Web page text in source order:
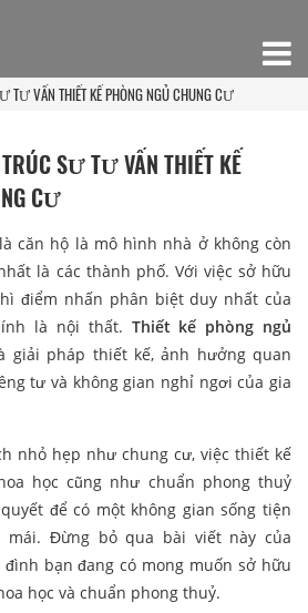
TƯ VẤN THIẾT KẾ PHÒNG NGỦ CHUNG CƯ
SƯ TƯ VẤN THIẾT KẾ
CƯ
căn hộ là mô hình nhà ở không còn
là các thành phố. Với việc sở hữu
điểm nhấn phân biệt duy nhất của
là nội thất. Thiết kế phòng ngủ
giải pháp thiết kế, ảnh hưởng quan
tư và không gian nghỉ ngơi của gia
nhỏ hẹp như chung cư, việc thiết kế
học cũng như chuẩn phong thuỷ
để có một không gian sống tiện
mái. Đừng bỏ qua bài viết này của
bạn đang có mong muốn sở hữu
học và chuẩn phong thuỷ.